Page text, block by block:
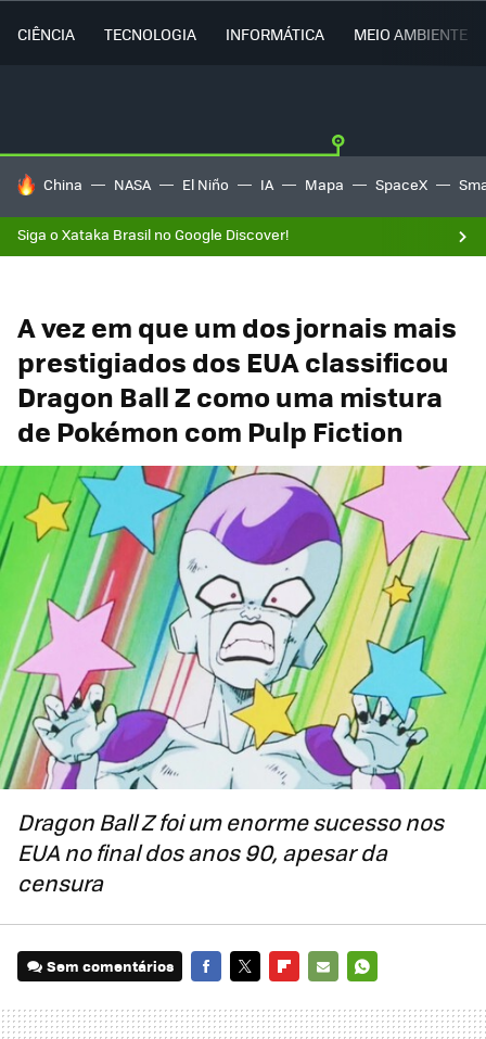
CIÊNCIA TECNOLOGIA INFORMÁTICA MEIO AMBIENTE
TENDÊNCIAS DO DIA
China NASA El Niño IA Mapa SpaceX
Siga o Xataka Brasil no Google Discover!
A vez em que um dos jornais mais
prestigiados dos EUA classificou
Dragon Ball Z como uma mistura
de Pokémon com Pulp Fiction
Dragon Ball Z foi um enorme sucesso nos
EUA no final dos anos 90, apesar da
censura
Sem comentários
MAIL